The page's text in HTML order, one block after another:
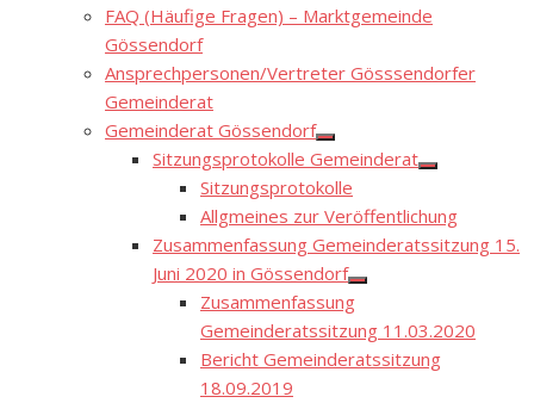
sub
menu
FAQ (Häufige Fragen) – Marktgemeinde
Gössendorf
Ansprechpersonen/Vertreter Gösssendorfer
Gemeinderat
Gemeinderat Gössendorf
Show
sub
menu
Sitzungsprotokolle Gemeinderat
Show
menu
Sitzungsprotokolle
Allgmeines zur Veröffentlichung
Zusammenfassung Gemeinderatssitzung 15.
Juni 2020 in Gössendorf
Show
menu
Zusammenfassung
Gemeinderatssitzung 11.03.2020
Bericht Gemeinderatssitzung
18.09.2019